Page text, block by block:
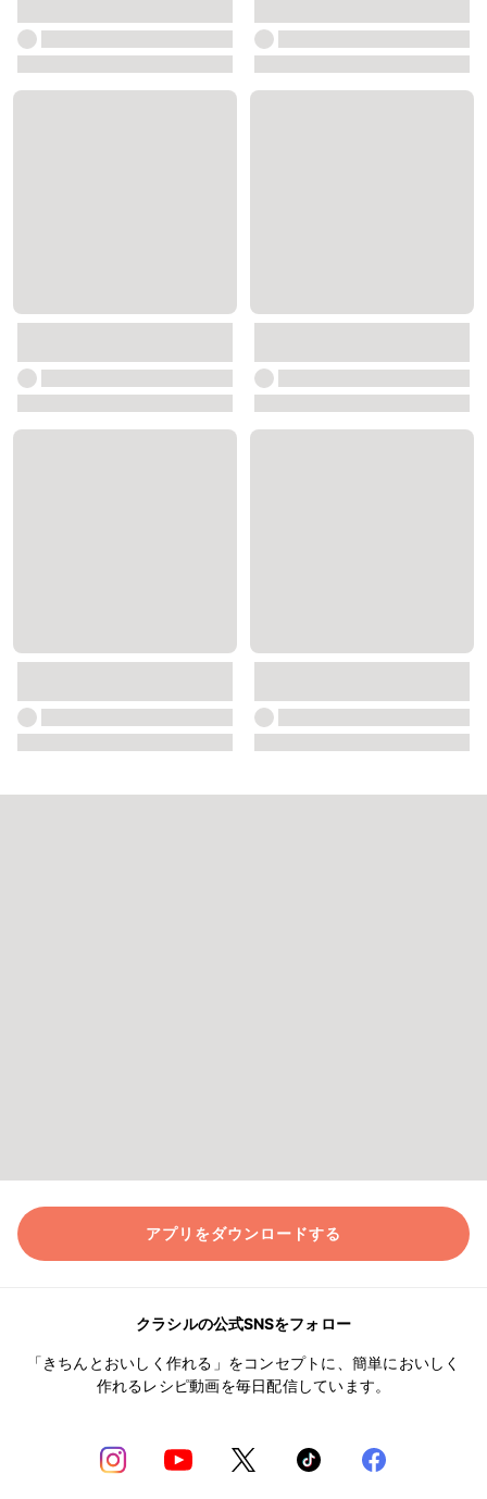
アプリをダウンロードする
クラシルの公式SNSをフォロー
「きちんとおいしく作れる」をコンセプトに、簡単においしく
作れるレシピ動画を毎日配信しています。